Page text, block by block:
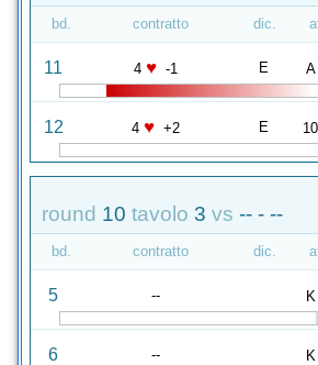
bd. contratto dic.
11 4 ♥ -1 E A
12 4 ♥ +2 E 10
round 10 tavolo 3 vs -- - --
bd. contratto dic.
5 -- K
6 -- K